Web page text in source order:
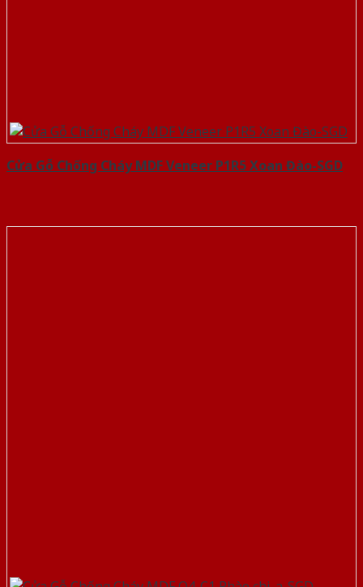
Cửa Gỗ Chống Cháy MDF Veneer P1R5 Xoan Đào-SGD